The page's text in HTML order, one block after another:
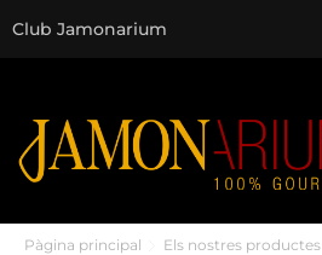
Club Jamonarium
Pàgina principal Els nostres productes